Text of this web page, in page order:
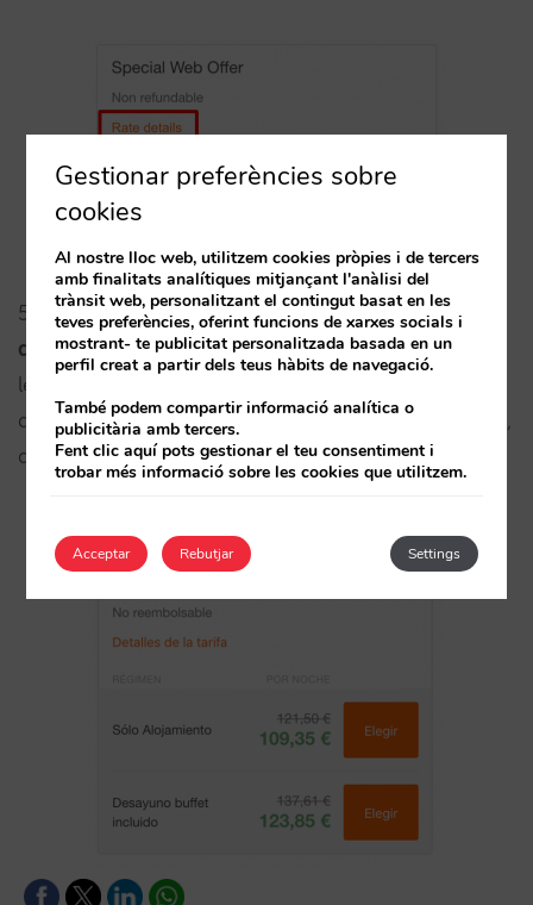
5.
A la versió mòbil, ara en fer scroll es manté fix a
dalt el nom de cada habitació. En lloc de perdre-
les de vista, ara l’usuari veurà a quin tipus
d’habitació corresponen les tarifes que està veient,
que poden ser nombroses i ocupar força alçada.
Gestionar preferències sobre
cookies
Al nostre lloc web, utilitzem cookies pròpies i de tercers
amb finalitats analítiques mitjançant l'anàlisi del
trànsit web, personalitzant el contingut basat en les
teves preferències, oferint funcions de xarxes socials i
mostrant- te publicitat personalitzada basada en un
perfil creat a partir dels teus hàbits de navegació.
També podem compartir informació analítica o
publicitària amb tercers.
Fent clic aquí pots gestionar el teu consentiment i
trobar més informació sobre les cookies que utilitzem.
Acceptar Settings
Rebutjar